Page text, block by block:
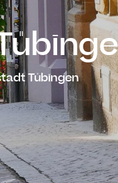
Tübingen